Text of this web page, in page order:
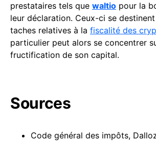
prestataires tels que waltio pour la
leur déclaration. Ceux-ci se
taches relatives à la fiscalité des
particulier peut alors se concentrer
fructification de son capital.
Sources
Code général des impôts,